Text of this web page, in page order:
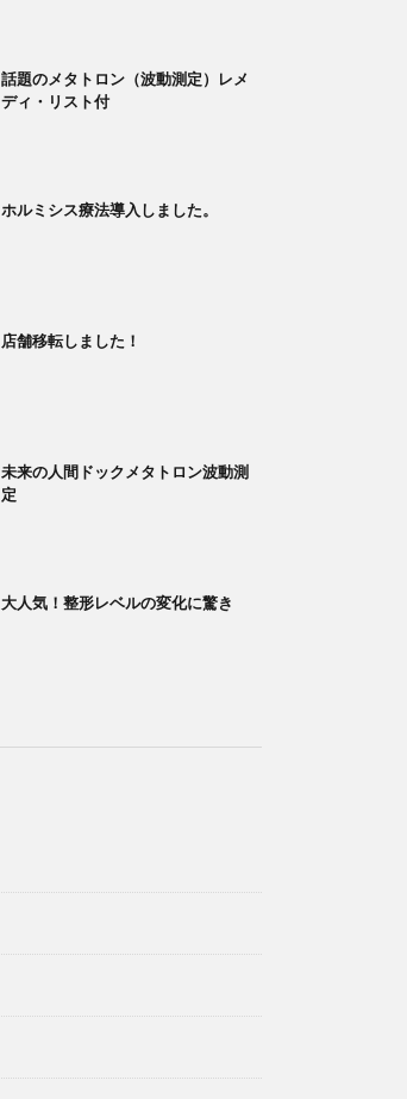
話題のメタトロン（波動測定）レメ
ディ・リスト付
ホルミシス療法導入しました。
店舗移転しました！
未来の人間ドックメタトロン波動測
定
大人気！整形レベルの変化に驚き